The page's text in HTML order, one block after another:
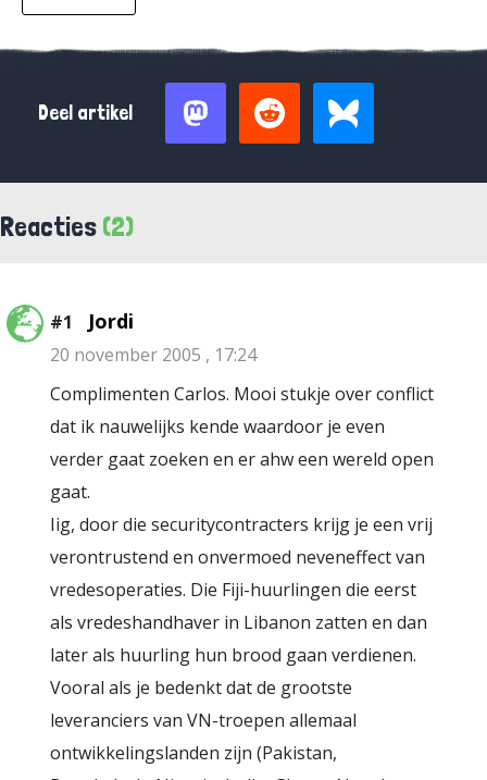
Deel artikel
Reacties (2)
#1 Jordi
20 november 2005 , 17:24
Complimenten Carlos. Mooi stukje over conflict
dat ik nauwelijks kende waardoor je even
verder gaat zoeken en er ahw een wereld open
gaat.
Iig, door die securitycontracters krijg je een vrij
verontrustend en onvermoed neveneffect van
vredesoperaties. Die Fiji-huurlingen die eerst
als vredeshandhaver in Libanon zatten en dan
later als huurling hun brood gaan verdienen.
Vooral als je bedenkt dat de grootste
leveranciers van VN-troepen allemaal
ontwikkelingslanden zijn (Pakistan,